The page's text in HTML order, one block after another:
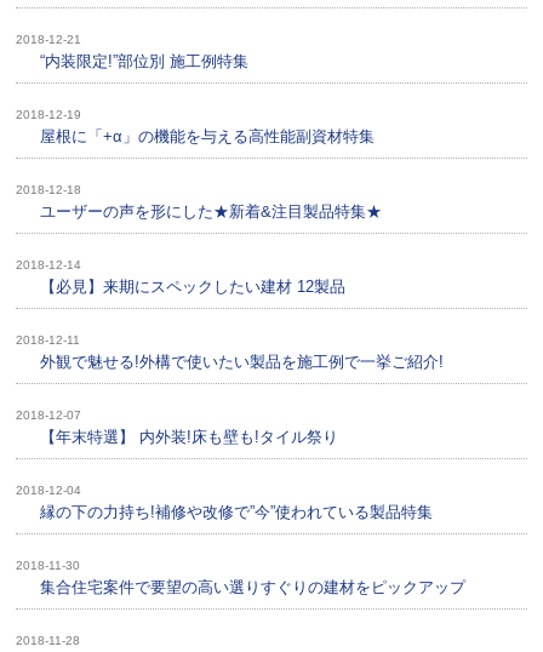
2018-12-21
“内装限定!”部位別 施工例特集
2018-12-19
屋根に「+α」の機能を与える高性能副資材特集
2018-12-18
ユーザーの声を形にした★新着&注目製品特集★
2018-12-14
【必見】来期にスペックしたい建材 12製品
2018-12-11
外観で魅せる!外構で使いたい製品を施工例で一挙ご紹介!
2018-12-07
【年末特選】 内外装!床も壁も!タイル祭り
2018-12-04
縁の下の力持ち!補修や改修で”今”使われている製品特集
2018-11-30
集合住宅案件で要望の高い選りすぐりの建材をピックアップ
2018-11-28